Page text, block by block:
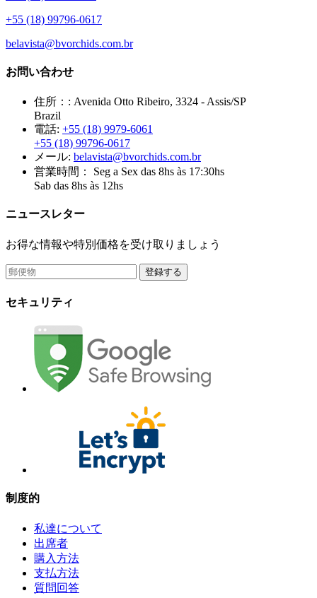
+55 (18) 99796-0617
belavista@bvorchids.com.br
お問い合わせ
住所：: Avenida Otto Ribeiro, 3324 - Assis/SP
Brazil
電話: +55 (18) 9979-6061
+55 (18) 99796-0617
メール: belavista@bvorchids.com.br
営業時間：
Seg a Sex das 8hs às 17:30hs
Sab das 8hs às 12hs
ニュースレター
お得な情報や特別価格を受け取りましょう
登録する
セキュリティ
制度的
私達について
出席者
購入方法
支払方法
質問回答